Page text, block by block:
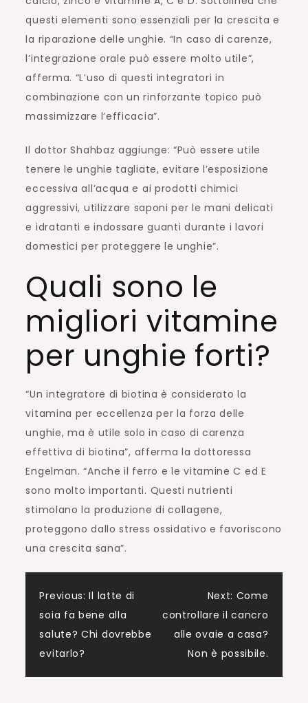
questi elementi sono essenziali per la crescita e
la riparazione delle unghie. “In caso di carenze,
l’integrazione orale può essere molto utile”,
afferma. “L’uso di questi integratori in
combinazione con un rinforzante topico può
massimizzare l’efficacia”.
Il dottor Shahbaz aggiunge: “Può essere utile
tenere le unghie tagliate, evitare l’esposizione
eccessiva all’acqua e ai prodotti chimici
aggressivi, utilizzare saponi per le mani delicati
e idratanti e indossare guanti durante i lavori
domestici per proteggere le unghie”.
Quali sono le
migliori vitamine
per unghie forti?
“Un integratore di biotina è considerato la
vitamina per eccellenza per la forza delle
unghie, ma è utile solo in caso di carenza
effettiva di biotina”, afferma la dottoressa
Engelman. “Anche il ferro e le vitamine C ed E
sono molto importanti. Questi nutrienti
stimolano la produzione di collagene,
proteggono dallo stress ossidativo e favoriscono
una crescita sana”.
Navigazione
articoli
Previous: Il latte di
soia fa bene alla
salute? Chi dovrebbe
evitarlo?
Next: Come
controllare il cancro
alle ovaie a casa?
Non è possibile.